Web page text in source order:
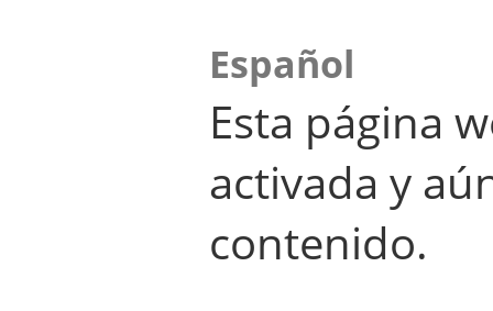
Español
Esta página
activada y
contenido.